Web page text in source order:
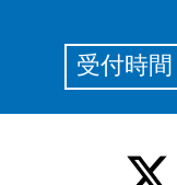
受付時間